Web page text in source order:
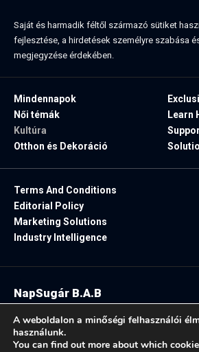
Saját és harmadik féltől származó sütiket
fejlesztése, a hirdetések személyre szabása
megjegyzése érdekében.
Mindennapok
Női témák
Kultúra
Otthon és Dekoráció
Learn
Terms And Conditions
Editorial Policy
Marketing Solutions
Industry Intelligence
NapSugár B.A.B
2025. Minden jog fenntartva.
A weboldalon a minőségi felhasználói
használunk.
You can find out more about which